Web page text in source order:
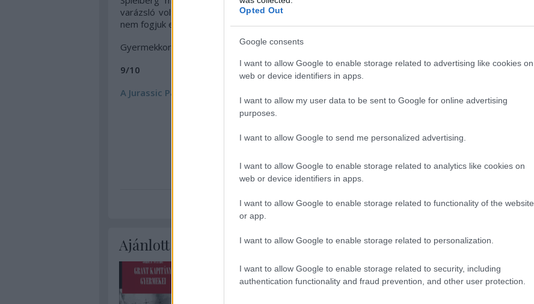
Opted Out
Google consents
I want to allow Google to enable storage related to advertising like cookies on
web or device identifiers in apps.
I want to allow my user data to be sent to Google for online advertising
purposes.
I want to allow Google to send me personalized advertising.
I want to allow Google to enable storage related to analytics like cookies on
web or device identifiers in apps.
I want to allow Google to enable storage related to functionality of the website
or app.
I want to allow Google to enable storage related to personalization.
I want to allow Google to enable storage related to security, including
authentication functionality and fraud prevention, and other user protection.
varázsló volt, aki soha nem látott ősvilági szörnyeket mutatott nekünk, és ezt soha
nem fogjuk elfelejteni neki.
Gyermekkorunk kedvencén nem fog az idő, a dinók még mindig mindent visznek!
9/10
A Jurassic Park teljes adatlapja a Magyar Film Adatbázis (Mafab) oldalán
sci-fi kaland filmkritikák
mozi-preview
14komment
Ajánlott bejegyzések: